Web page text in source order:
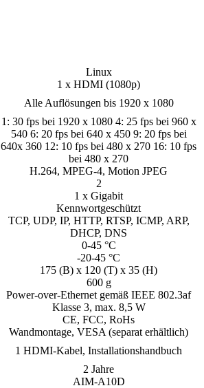
Linux
1 x HDMI (1080p)
Alle Auflösungen bis 1920 x 1080
1: 30 fps bei 1920 x 1080 4: 25 fps bei 960 x
540 6: 20 fps bei 640 x 450 9: 20 fps bei
640x 360 12: 10 fps bei 480 x 270 16: 10 fps
bei 480 x 270
H.264, MPEG-4, Motion JPEG
2
1 x Gigabit
Kennwortgeschützt
TCP, UDP, IP, HTTP, RTSP, ICMP, ARP,
DHCP, DNS
0-45 °C
-20-45 °C
175 (B) x 120 (T) x 35 (H)
600 g
Power-over-Ethernet gemäß IEEE 802.3af
Klasse 3, max. 8,5 W
CE, FCC, RoHs
Wandmontage, VESA (separat erhältlich)
1 HDMI-Kabel, Installationshandbuch
2 Jahre
AIM-A10D